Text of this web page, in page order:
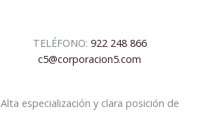
TELÉFONO: 922 248 866
c5@corporacion5.com
Alta especialización y clara posición de